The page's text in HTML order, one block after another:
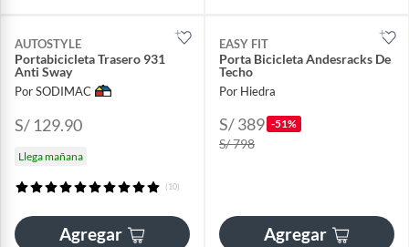
AUTOSTYLE
Portabicicleta Trasero 931
Anti Sway
Por SODIMAC
S/ 129.90
Llega mañana
(10)
Agregar
EASY FIT
Porta Bicicleta Andesracks De
Techo
Por Hiedra
S/ 389 -51%
S/ 798
Agregar